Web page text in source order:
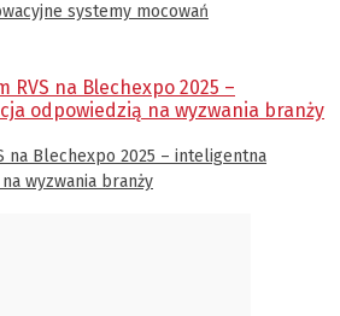
systemy mocowań
na Blechexpo 2025 – inteligentna
wyzwania branży